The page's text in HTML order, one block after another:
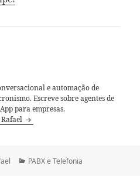
e automação de
Escreve sobre agentes de
para empresas.
Rafael
Categorias
PABX e Telefonia